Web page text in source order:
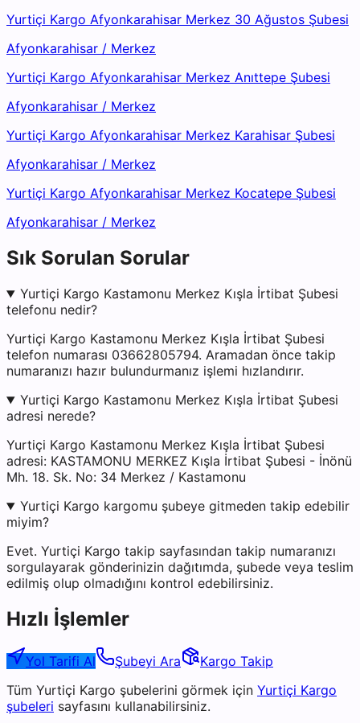
Yurtiçi Kargo Afyonkarahisar Merkez 30 Ağustos Şubesi
Afyonkarahisar / Merkez
Yurtiçi Kargo Afyonkarahisar Merkez Anıttepe Şubesi
Afyonkarahisar / Merkez
Yurtiçi Kargo Afyonkarahisar Merkez Karahisar Şubesi
Afyonkarahisar / Merkez
Yurtiçi Kargo Afyonkarahisar Merkez Kocatepe Şubesi
Afyonkarahisar / Merkez
Sık Sorulan Sorular
Yurtiçi Kargo Kastamonu Merkez Kışla İrtibat Şubesi
telefonu nedir?
Yurtiçi Kargo Kastamonu Merkez Kışla İrtibat Şubesi
telefon numarası 03662805794. Aramadan önce takip
numaranızı hazır bulundurmanız işlemi hızlandırır.
Yurtiçi Kargo Kastamonu Merkez Kışla İrtibat Şubesi
adresi nerede?
Yurtiçi Kargo Kastamonu Merkez Kışla İrtibat Şubesi
adresi: KASTAMONU MERKEZ Kışla İrtibat Şubesi - İnönü
Mh. 18. Sk. No: 34 Merkez / Kastamonu
Yurtiçi Kargo kargomu şubeye gitmeden takip edebilir
miyim?
Evet. Yurtiçi Kargo takip sayfasından takip numaranızı
sorgulayarak gönderinizin dağıtımda, şubede veya teslim
edilmiş olup olmadığını kontrol edebilirsiniz.
Hızlı İşlemler
Yol Tarifi Al Şubeyi Ara
Kargo Takip
Tüm Yurtiçi Kargo şubelerini görmek için Yurtiçi Kargo
şubeleri sayfasını kullanabilirsiniz.